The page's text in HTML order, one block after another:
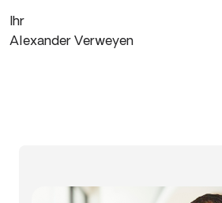
Ihr
Alexander Verweyen